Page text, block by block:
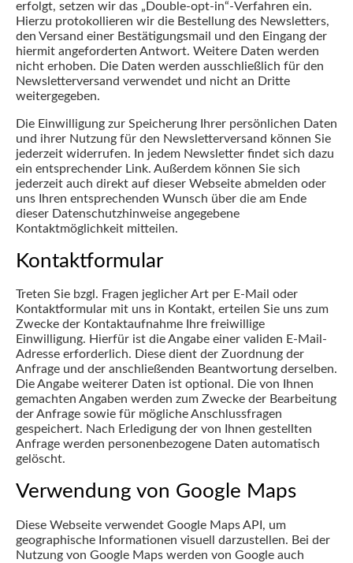
erfolgt, setzen wir das „Double-opt-in“-Verfahren ein.
Hierzu protokollieren wir die Bestellung des Newsletters,
den Versand einer Bestätigungsmail und den Eingang der
hiermit angeforderten Antwort. Weitere Daten werden
nicht erhoben. Die Daten werden ausschließlich für den
Newsletterversand verwendet und nicht an Dritte
weitergegeben.
Die Einwilligung zur Speicherung Ihrer persönlichen Daten
und ihrer Nutzung für den Newsletterversand können Sie
jederzeit widerrufen. In jedem Newsletter findet sich dazu
ein entsprechender Link. Außerdem können Sie sich
jederzeit auch direkt auf dieser Webseite abmelden oder
uns Ihren entsprechenden Wunsch über die am Ende
dieser Datenschutzhinweise angegebene
Kontaktmöglichkeit mitteilen.
Kontaktformular
Treten Sie bzgl. Fragen jeglicher Art per E-Mail oder
Kontaktformular mit uns in Kontakt, erteilen Sie uns zum
Zwecke der Kontaktaufnahme Ihre freiwillige
Einwilligung. Hierfür ist die Angabe einer validen E-Mail-
Adresse erforderlich. Diese dient der Zuordnung der
Anfrage und der anschließenden Beantwortung derselben.
Die Angabe weiterer Daten ist optional. Die von Ihnen
gemachten Angaben werden zum Zwecke der Bearbeitung
der Anfrage sowie für mögliche Anschlussfragen
gespeichert. Nach Erledigung der von Ihnen gestellten
Anfrage werden personenbezogene Daten automatisch
gelöscht.
Verwendung von Google Maps
Diese Webseite verwendet Google Maps API, um
geographische Informationen visuell darzustellen. Bei der
Nutzung von Google Maps werden von Google auch